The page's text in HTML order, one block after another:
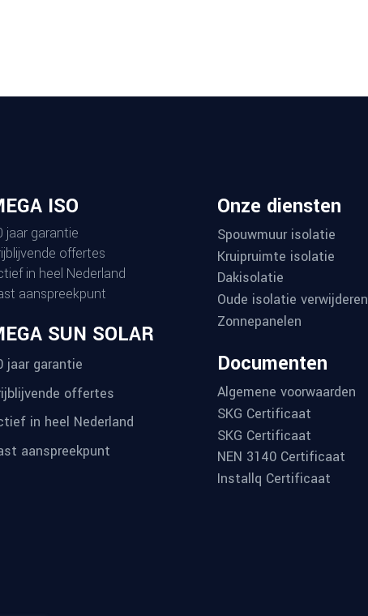
ISO
jaar garantie
offertes
in heel Nederland
aanspreekpunt
SUN SOLAR
jaar garantie
offertes
in heel Nederland
aanspreekpunt
Onze diensten
Spouwmuur isolatie
Kruipruimte isolatie
Dakisolatie
Oude isolatie verwijderen
Zonnepanelen
Documenten
Algemene voorwaarden
SKG Certificaat
SKG Certificaat
NEN 3140 Certificaat
Installq Certificaat